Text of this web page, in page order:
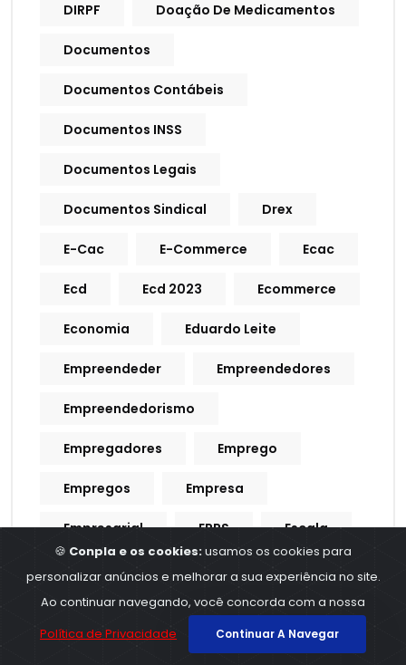
DIRPF Doação De Medicamentos
Documentos
Documentos Contábeis
Documentos INSS
Documentos Legais
Documentos Sindical Drex
E-Cac E-Commerce Ecac
Ecd Ecd 2023 Ecommerce
Economia Eduardo Leite
Empreendeder Empreendedores
Empreendedorismo
Empregadores Emprego
Empregos Empresa
Empresarial ERPS Escala
Escala De Trabalho
Escrituração Contabil
Escrituração Contábil
🍪 Conpla e os cookies:usamos os cookies para
personalizar anúncios e melhorar a sua experiência no site.
Ao continuar navegando, você concorda com a nossa
Política de Privacidade
Continuar A Navegar